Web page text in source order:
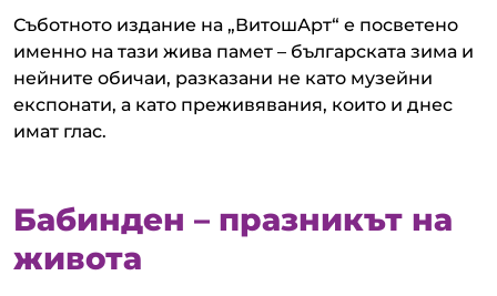
Съботното издание на „ВитошАрт“ е посветено
именно на тази жива памет – българската зима и
нейните обичаи, разказани не като музейни
експонати, а като преживявания, които и днес
имат глас.
Бабинден – празникът на
живота